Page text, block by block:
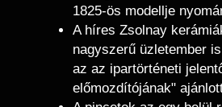
1825-ös modellje
A híres Zsolnay
nagyszerű üzletember
az az ipartörténeti
előmozdítójának"